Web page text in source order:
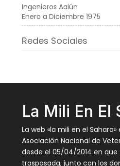
Ingenieros Aaiún
Enero a Diciembre 1975
Redes Sociales
La Mili En El
La web «la mili en el
Asociación Nacional de
desde el 05/04/2014 en
traspasada, junto con los